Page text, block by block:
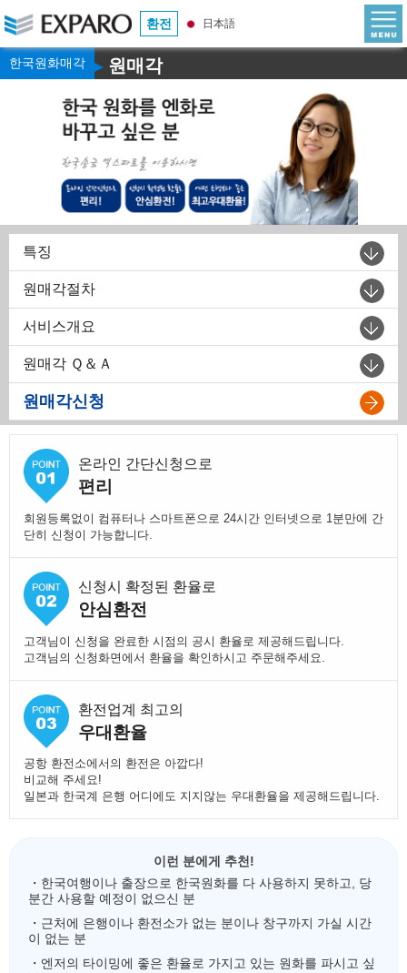
환전 日本語
한국원화매각 ▶원매각
특징
원매각절차
서비스개요
원매각 Ｑ＆Ａ
원매각신청
온라인 간단신청으로
편리
회원등록없이 컴퓨터나 스마트폰으로 24시간 인터넷으로 1분만에 간
단히 신청이 가능합니다.
신청시 확정된 환율로
안심환전
고객님이 신청을 완료한 시점의 공시 환율로 제공해드립니다.
고객님의 신청화면에서 환율을 확인하시고 주문해주세요.
환전업계 최고의
우대환율
공항 환전소에서의 환전은 아깝다!
비교해 주세요!
일본과 한국계 은행 어디에도 지지않는 우대환율을 제공해드립니다.
이런 분에게 추천!
・한국여행이나 출장으로 한국원화를 다 사용하지 못하고, 당
분간 사용할 예정이 없으신 분
・근처에 은행이나 환전소가 없는 분이나 창구까지 가실 시간
이 없는 분
・엔저의 타이밍에 좋은 환율로 가지고 있는 원화를 파시고 싶